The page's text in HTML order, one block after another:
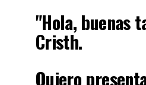
"Hola, buenas
Cristh.
Quiero